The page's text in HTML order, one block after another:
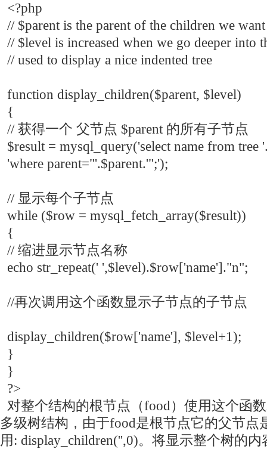
<?php
// $parent is the parent of the children we want
// $level is increased when we go deeper into
// used to display a nice indented tree
function display_children($parent, $level)
{
// 获得一个 父节点 $parent 的所有子节点
$result = mysql_query('select name from tree
'where parent="'.$parent.'";');
// 显示每个子节点
while ($row = mysql_fetch_array($result))
{
// 缩进显示节点名称
echo str_repeat(' ',$level).$row['name']."n";
//再次调用这个函数显示子节点的子节点
display_children($row['name'], $level+1);
}
}
?>
对整个结构的根节点（food）使用这个函
多级树结构，由于food是根节点它的父节点
用: display_children('',0)。将显示整个树的内